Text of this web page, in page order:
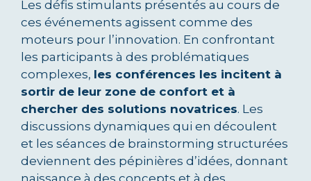
Les défis stimulants présentés au cours de
ces événements agissent comme des
moteurs pour l’innovation. En confrontant
les participants à des problématiques
complexes, les conférences les incitent à
sortir de leur zone de confort et à
chercher des solutions novatrices. Les
discussions dynamiques qui en découlent
et les séances de brainstorming structurées
deviennent des pépinières d’idées, donnant
naissance à des concepts et à des